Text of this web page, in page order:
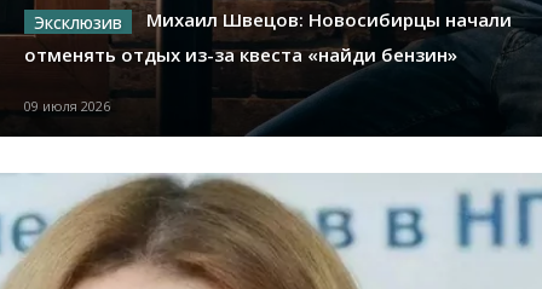
Михаил Швецов: Новосибирцы начали
отменять отдых из-за квеста «найди бензин»
09 июля 2026